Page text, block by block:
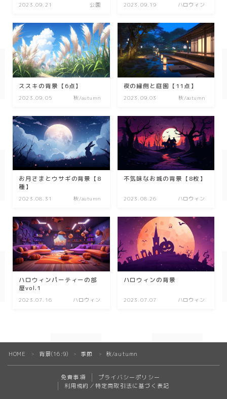
自然
森
海
空
花
スイーツ
部屋
キッチン
お風呂
カスタムお部屋
街並み
公園
施設
神社/寺院
2023.09.21 公園 2023.09.19 ハロウィン
ススキの背景【6点】
2023.09.05 秋/autumn
夜の縁側と庭園【11点】
2023.09.03 秋/autumn
お月さまとウサギの背景【8
種】
2023.08.31 秋/autumn
不気味なお城の背景【8枚】
2023.08.26 ハロウィン
ハロウィンパーティーの部
屋vol.1
2023.07.16 ハロウィン
ハロウィンの背景
2023.07.07 ハロウィン
HOME ＞ 背景(16:9) ＞ 季節 ＞ 秋/autumn
免責事項
プライバシーポリシー
利用規約／特定商取引法に基づく表記